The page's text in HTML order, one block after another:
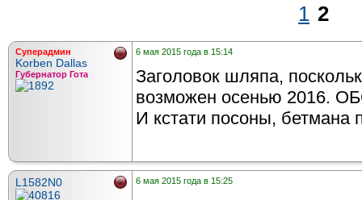
1 2
Суперадмин
Korben Dallas
Губернатор Гота
6 мая 2015 года в 15:14
Заголовок шляпа,
возможен осенью 2016.
И кстати посоны, бетмана
L1582N0 6 мая 2015 года в 15:25